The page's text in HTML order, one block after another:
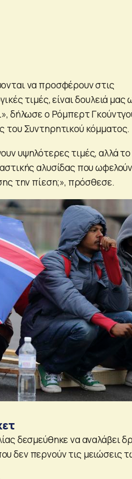
να προσφέρουν στις
τιμές, είναι δουλειά μας
δήλωσε ο Ρόμπερτ
του Συντηρητικού κόμματος.
υψηλότερες τιμές, αλλά το
αλυσίδας που
την πίεση;», πρόσθεσε.
δεσμεύθηκε να αναλάβει
δεν περνούν τις μειώσεις